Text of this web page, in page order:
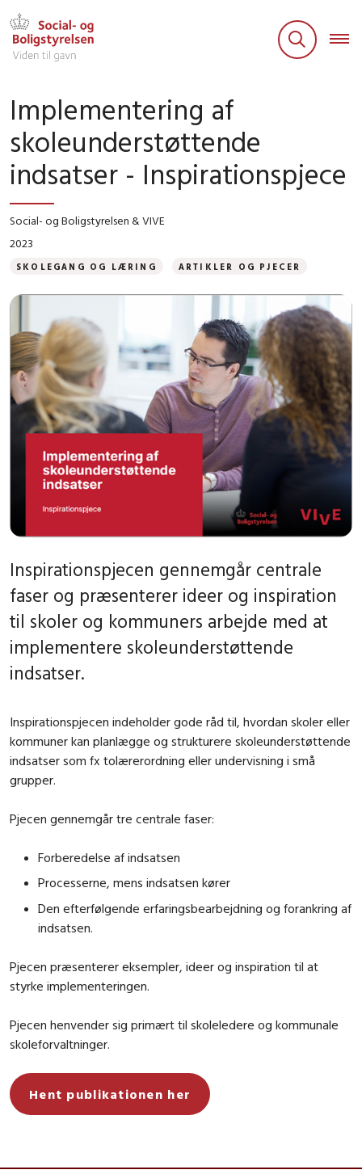
Implementering af
skoleunderstøttende
indsatser - Inspirationspjece
Social- og Boligstyrelsen & VIVE
2023
SKOLEGANG OG LÆRING ARTIKLER OG PJECER
Inspirationspjecen gennemgår centrale
faser og præsenterer ideer og inspiration
til skoler og kommuners arbejde med at
implementere skoleunderstøttende
indsatser.
Inspirationspjecen indeholder gode råd til, hvordan skoler eller
kommuner kan planlægge og strukturere skoleunderstøttende
indsatser som fx tolærerordning eller undervisning i små
grupper.
Pjecen gennemgår tre centrale faser:
Forberedelse af indsatsen
Processerne, mens indsatsen kører
Den efterfølgende erfaringsbearbejdning og forankring af
indsatsen.
Pjecen præsenterer eksempler, ideer og inspiration til at
styrke implementeringen.
Pjecen henvender sig primært til skoleledere og kommunale
skoleforvaltninger.
Hent publikationen her